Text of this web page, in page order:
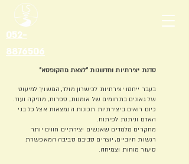
052-
8876506
סדנת יצירתיות וחדשנות "לצאת מהקופסא"
בעבר ייחסו יצירתיות לכישרון מולד, המשויך למיעוט
של גאונים בתחומים של אומנות, ספרות, מוזיקה ועוד.
כיום רואים ביצירתיות תכונות הנמצאות אצל כל בני
האדם וניתנת לפיתוח.
מחקרים מלמדים שאנשים יצירתיים חווים יותר
רגשות חיוביים, יוצרים סביבם סביבה המאפשרת
סיעור מוחות וצמיחה.